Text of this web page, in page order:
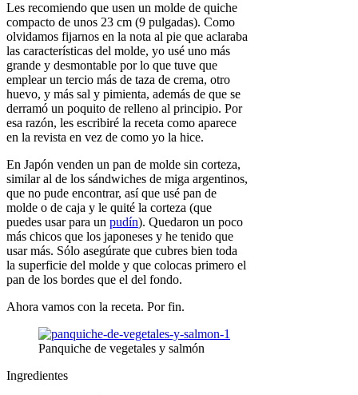
Les recomiendo que usen un molde de quiche
compacto de unos 23 cm (9 pulgadas). Como
olvidamos fijarnos en la nota al pie que aclaraba
las características del molde, yo usé uno más
grande y desmontable por lo que tuve que
emplear un tercio más de taza de crema, otro
huevo, y más sal y pimienta, además de que se
derramó un poquito de relleno al principio. Por
esa razón, les escribiré la receta como aparece
en la revista en vez de como yo la hice.
En Japón venden un pan de molde sin corteza,
similar al de los sándwiches de miga argentinos,
que no pude encontrar, así que usé pan de
molde o de caja y le quité la corteza (que
puedes usar para un pudín). Quedaron un poco
más chicos que los japoneses y he tenido que
usar más. Sólo asegúrate que cubres bien toda
la superficie del molde y que colocas primero el
pan de los bordes que el del fondo.
Ahora vamos con la receta. Por fin.
Panquiche de vegetales y salmón
Ingredientes